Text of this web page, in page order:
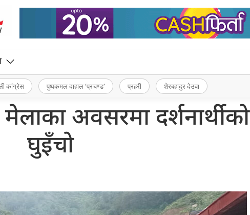
कांग्रेस पुष्पकमल दाहाल ‘प्रचण्ड’ प्रहरी शेरबहादुर देउवा
मेलाका अवसरमा दर्शनार्थीको
घुइँचो